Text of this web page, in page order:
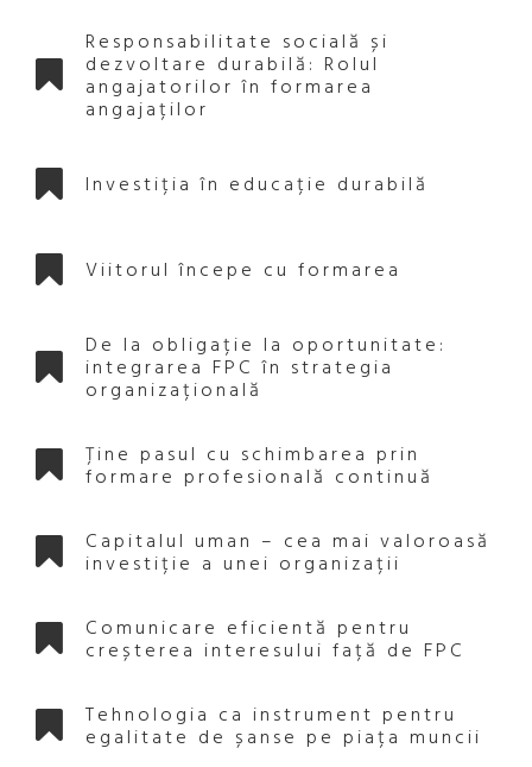
Responsabilitate socială și
dezvoltare durabilă: Rolul
angajatorilor în formarea
angajaților
Investiția în educație durabilă
Viitorul începe cu formarea
De la obligație la oportunitate:
integrarea FPC în strategia
organizațională
Ține pasul cu schimbarea prin
formare profesională continuă
Capitalul uman – cea mai valoroasă
investiție a unei organizații
Comunicare eficientă pentru
creșterea interesului față de FPC
Tehnologia ca instrument pentru
egalitate de șanse pe piața muncii